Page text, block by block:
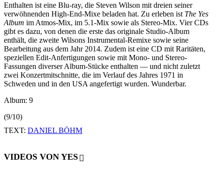
Enthalten ist eine Blu-ray, die Steven Wilson mit dreien seiner
verwöhnenden High-End-Mixe beladen hat. Zu erleben ist The Yes
Album im Atmos-Mix, im 5.1-Mix sowie als Stereo-Mix. Vier CDs
gibt es dazu, von denen die erste das originale Studio-Album
enthält, die zweite Wilsons Instrumental-Remixe sowie seine
Bearbeitung aus dem Jahr 2014. Zudem ist eine CD mit Raritäten,
speziellen Edit-Anfertigungen sowie mit Mono- und Stereo-
Fassungen diverser Album-Stücke enthalten — und nicht zuletzt
zwei Konzertmitschnitte, die im Verlauf des Jahres 1971 in
Schweden und in den USA angefertigt wurden. Wunderbar.
Album: 9
(9/10)
TEXT: DANIEL BÖHM
VIDEOS VON YES